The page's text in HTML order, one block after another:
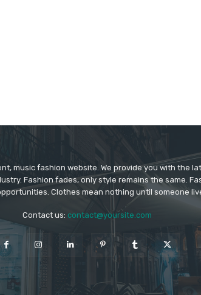
music fashion website. We provide you with the
Fashion fades, only style remains the same.
Clothes mean nothing until someone
Contact us: contact@yoursite.com